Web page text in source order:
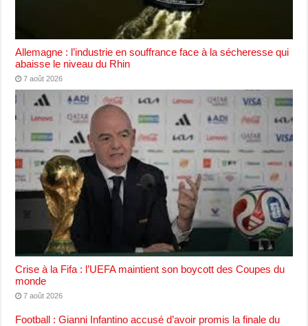
Allemagne : l’industrie en souffrance face à la sécheresse qui
abaisse le niveau du Rhin
7 août 2026
Crise à la Fifa : l’UEFA maintient son boycott des Coupes du
monde
7 août 2026
Football : Gianni Infantino accusé d’avoir promis la finale du